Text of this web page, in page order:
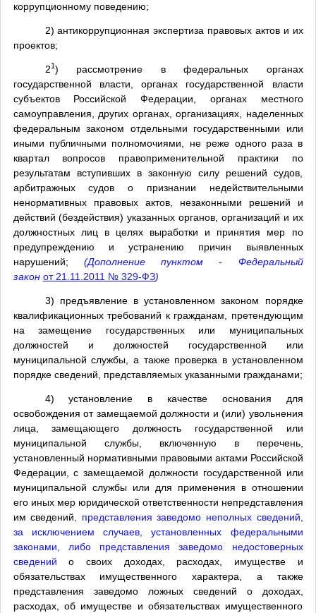
коррупционному поведению;
2) антикоррупционная экспертиза правовых актов и их
проектов;
21) рассмотрение в федеральных органах
государственной власти, органах государственной власти
субъектов Российской Федерации, органах местного
самоуправления, других органах, организациях, наделенных
федеральным законом отдельными государственными или
иными публичными полномочиями, не реже одного раза в
квартал вопросов правоприменительной практики по
результатам вступивших в законную силу решений судов,
арбитражных судов о признании недействительными
ненормативных правовых актов, незаконными решений и
действий (бездействия) указанных органов, организаций и их
должностных лиц в целях выработки и принятия мер по
предупреждению и устранению причин выявленных
нарушений; (Дополнение пунктом - Федеральный
закон от 21.11.2011 № 329-ФЗ)
3) предъявление в установленном законом порядке
квалификационных требований к гражданам, претендующим
на замещение государственных или муниципальных
должностей и должностей государственной или
муниципальной службы, а также проверка в установленном
порядке сведений, представляемых указанными гражданами;
4) установление в качестве основания для
освобождения от замещаемой должности и (или) увольнения
лица, замещающего должность государственной или
муниципальной службы, включенную в перечень,
установленный нормативными правовыми актами Российской
Федерации, с замещаемой должности государственной или
муниципальной службы или для применения в отношении
его иных мер юридической ответственности непредставления
им сведений, представления заведомо неполных сведений,
за исключением случаев, установленных федеральными
законами, либо представления заведомо недостоверных
сведений о своих доходах, расходах, имуществе и
обязательствах имущественного характера, а также
представления заведомо ложных сведений о доходах,
расходах, об имуществе и обязательствах имущественного